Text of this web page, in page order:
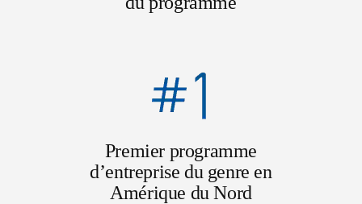
Premier programme
d’entreprise du genre en
Amérique du Nord